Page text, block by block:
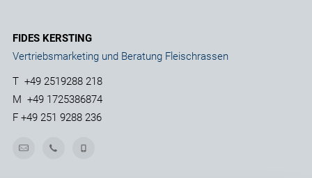
FIDES KERSTING
Vertriebsmarketing und Beratung Fleischrassen
T +49 2519288 218
M +49 1725386874
F+49 251 9288 236